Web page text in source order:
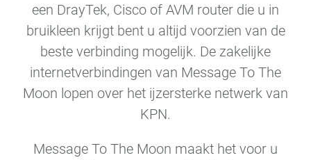
een DrayTek, Cisco of AVM router die u in
bruikleen krijgt bent u altijd voorzien van de
beste verbinding mogelijk. De zakelijke
internetverbindingen van Message To The
Moon lopen over het ijzersterke netwerk van
KPN.
Message To The Moon maakt het voor u